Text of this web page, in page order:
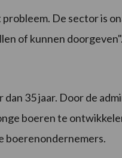
De sector is
of kunnen doorgeven".
35 jaar. Door de
boeren te
boerenondernemers.